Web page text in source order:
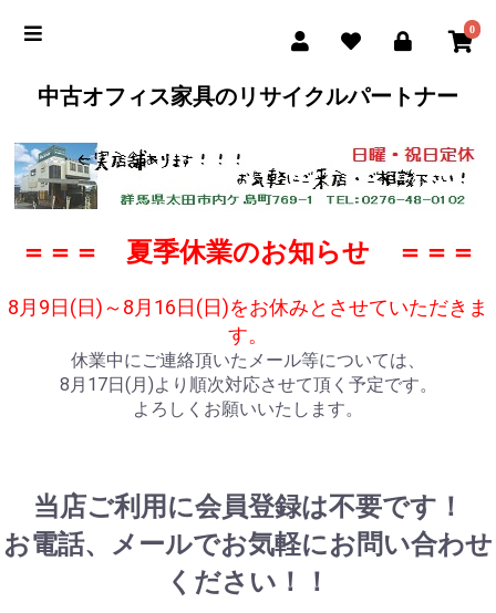
0
中古オフィス家具のリサイクルパートナー
＝＝＝ 夏季休業のお知らせ ＝＝＝
8月9日(日)～8月16日(日)をお休みとさせていただきま
す。
休業中にご連絡頂いたメール等については、
8月17日(月)より順次対応させて頂く予定です。
よろしくお願いいたします。
当店ご利用に会員登録は不要です！
お電話、メールでお気軽にお問い合わせ
ください！！